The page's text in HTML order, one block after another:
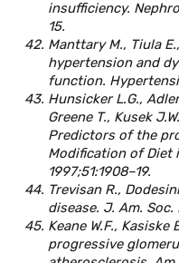
insufficiency.
15.
Manttary M., Tiula
hypertension and
function.
Hunsicker L.G.,
Greene T., Kusek
Predictors of the
Modification of Diet
1997;51:1908–19.
Trevisan R.,
disease. J. Am. Soc.
Keane W.F., Kasiske
progressive